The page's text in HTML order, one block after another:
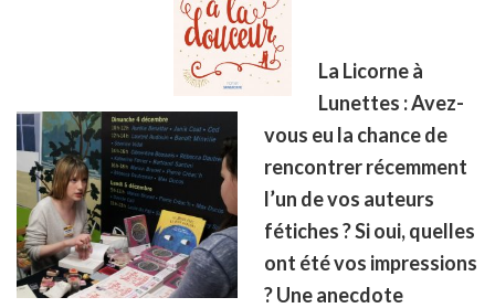
La Licorne à
Lunettes : Avez-
vous eu la chance de
rencontrer récemment
l’un de vos auteurs
fétiches ? Si oui, quelles
ont été vos impressions
? Une anecdote